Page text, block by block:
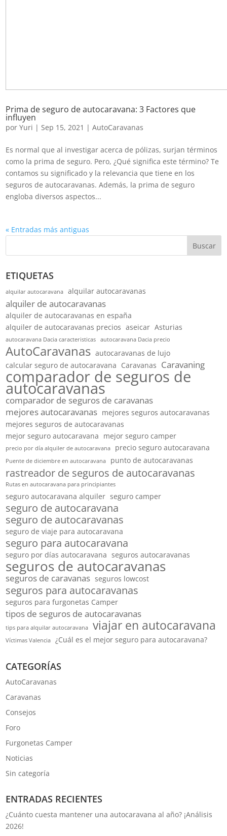
Prima de seguro de autocaravana: 3 Factores que
influyen
porYuri |Sep 15, 2021 |AutoCaravanas
Es normal que al investigar acerca de pólizas, surjan términos
como la prima de seguro. Pero, ¿Qué significa este término? Te
contamos su significado y la relevancia que tiene en los
seguros de autocaravanas. Además, la prima de seguro
engloba diversos aspectos...
« Entradas más antiguas
Buscar
ETIQUETAS
alquilar autocaravana alquilar autocaravanas
alquiler de autocaravanas
alquiler de autocaravanas en españa
alquiler de autocaravanas precios aseicar Asturias
autocaravana Dacia caracteristicas autocaravana Dacia precio
AutoCaravanas autocaravanas de lujo
calcular seguro de autocaravana Caravanas Caravaning
comparador de seguros de
autocaravanas
comparador de seguros de caravanas
mejores autocaravanas mejores seguros autocaravanas
mejores seguros de autocaravanas
mejor seguro autocaravana mejor seguro camper
precio por día alquiler de autocaravana precio seguro autocaravana
Puente de diciembre en autocaravana punto de autocaravanas
rastreador de seguros de autocaravanas
Rutas en autocaravana para principiantes
seguro autocaravana alquiler seguro camper
seguro de autocaravana
seguro de autocaravanas
seguro de viaje para autocaravana
seguro para autocaravana
seguro por días autocaravana seguros autocaravanas
seguros de autocaravanas
seguros de caravanas seguros lowcost
seguros para autocaravanas
seguros para furgonetas Camper
tipos de seguros de autocaravanas
tips para alquilar autocaravana viajar en autocaravana
Víctimas Valencia ¿Cuál es el mejor seguro para autocaravana?
CATEGORÍAS
AutoCaravanas
Caravanas
Consejos
Foro
Furgonetas Camper
Noticias
Sin categoría
ENTRADAS RECIENTES
¿Cuánto cuesta mantener una autocaravana al año? ¡Análisis
2026!